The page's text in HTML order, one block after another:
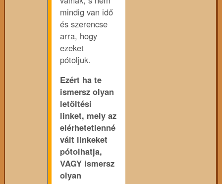
mindig van idő
és szerencse
arra, hogy
ezeket
pótoljuk.
Ezért ha te
ismersz olyan
letöltési
linket, mely az
elérhetetlenné
vált linkeket
pótolhatja,
VAGY ismersz
olyan